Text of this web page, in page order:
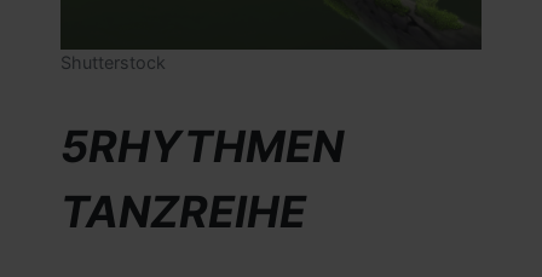
Shutterstock
5RHYTHMEN
TANZREIHE